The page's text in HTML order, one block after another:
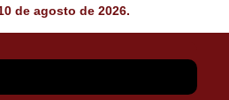
de agosto de 2026.